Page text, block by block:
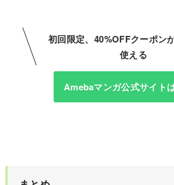
初回限定、40%OFFクーポン
使える
Amebaマンガ公式サイト